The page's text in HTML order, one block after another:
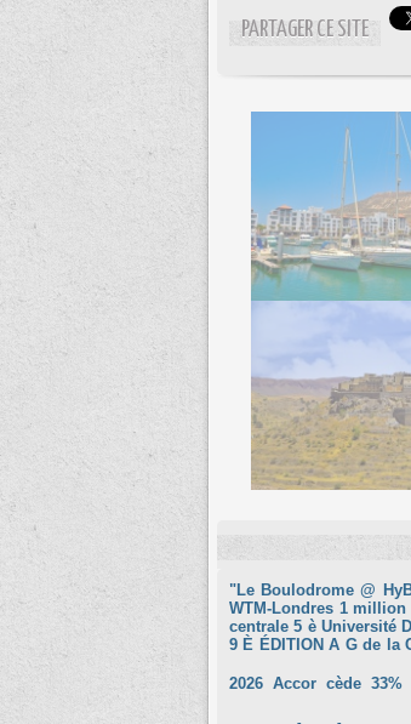
PARTAGER CE SITE
"Le Boulodrome @
WTM-Londres 1 million
centrale 5 è Université
9 È ÉDITION A G de la
2026 Accor cède 33%